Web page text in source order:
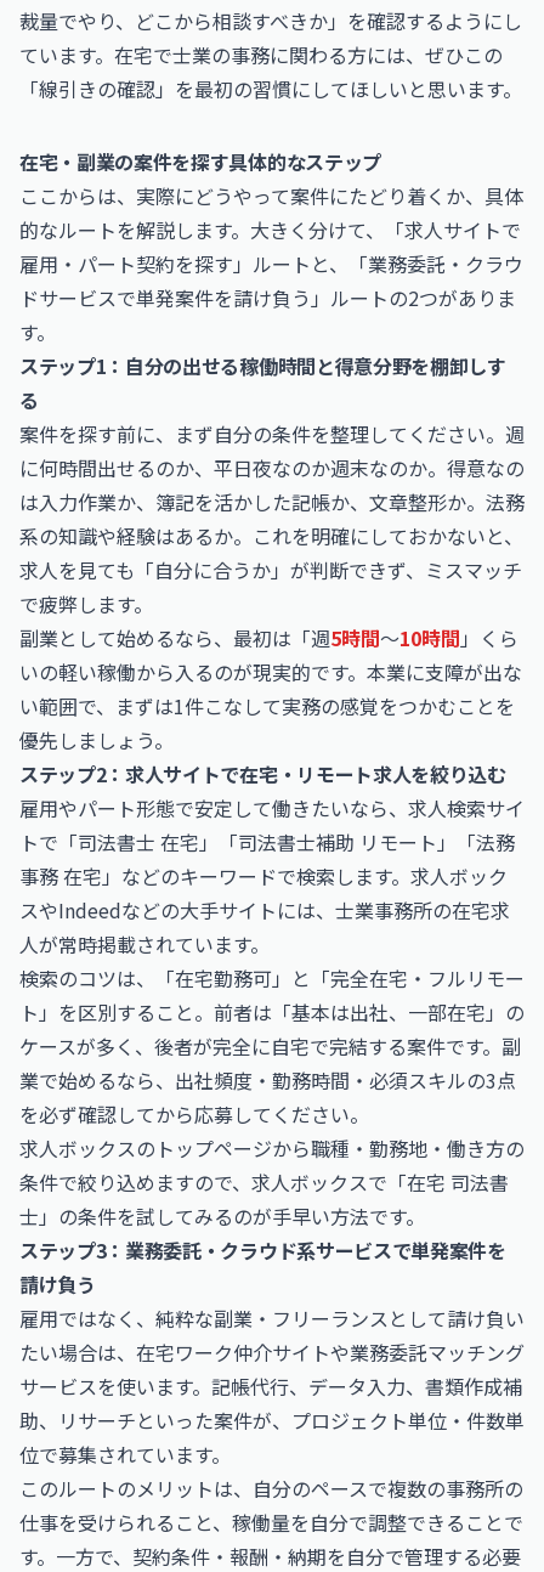
裁量でやり、どこから相談すべきか」を確認するようにし
ています。在宅で士業の事務に関わる方には、ぜひこの
「線引きの確認」を最初の習慣にしてほしいと思います。
在宅・副業の案件を探す具体的なステップ
ここからは、実際にどうやって案件にたどり着くか、具体
的なルートを解説します。大きく分けて、「求人サイトで
雇用・パート契約を探す」ルートと、「業務委託・クラウ
ドサービスで単発案件を請け負う」ルートの2つがありま
す。
ステップ1：自分の出せる稼働時間と得意分野を棚卸しす
る
案件を探す前に、まず自分の条件を整理してください。週
に何時間出せるのか、平日夜なのか週末なのか。得意なの
は入力作業か、簿記を活かした記帳か、文章整形か。法務
系の知識や経験はあるか。これを明確にしておかないと、
求人を見ても「自分に合うか」が判断できず、ミスマッチ
で疲弊します。
副業として始めるなら、最初は「週5時間〜10時間 」くら
いの軽い稼働から入るのが現実的です。本業に支障が出な
い範囲で、まずは1件こなして実務の感覚をつかむことを
優先しましょう。
ステップ2：求人サイトで在宅・リモート求人を絞り込む
雇用やパート形態で安定して働きたいなら、求人検索サイ
トで「司法書士 在宅」「司法書士補助 リモート」「法務
事務 在宅」などのキーワードで検索します。求人ボック
スやIndeedなどの大手サイトには、士業事務所の在宅求
人が常時掲載されています。
検索のコツは、「在宅勤務可」と「完全在宅・フルリモー
ト」を区別すること。前者は「基本は出社、一部在宅」の
ケースが多く、後者が完全に自宅で完結する案件です。副
業で始めるなら、出社頻度・勤務時間・必須スキルの3点
を必ず確認してから応募してください。
求人ボックスのトップページから職種・勤務地・働き方の
条件で絞り込めますので、 求人ボックスで「在宅 司法書
士」の条件を試してみるのが手早い方法です。
ステップ3：業務委託・クラウド系サービスで単発案件を
請け負う
雇用ではなく、純粋な副業・フリーランスとして請け負い
たい場合は、在宅ワーク仲介サイトや業務委託マッチング
サービスを使います。記帳代行、データ入力、書類作成補
助、リサーチといった案件が、プロジェクト単位・件数単
位で募集されています。
このルートのメリットは、自分のペースで複数の事務所の
仕事を受けられること、稼働量を自分で調整できることで
す。一方で、契約条件・報酬・納期を自分で管理する必要